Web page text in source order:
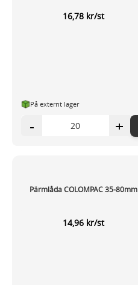
16,78 kr/st
På externt lager
- +
Pärmlåda COLOMPAC 35-80mm
14,96 kr/st